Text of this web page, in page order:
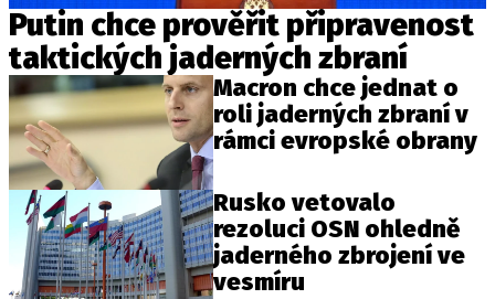
Putin chce prověřit připravenost
taktických jaderných zbraní
Macron chce jednat o
roli jaderných zbraní v
rámci evropské obrany
Rusko vetovalo
rezoluci OSN ohledně
jaderného zbrojení ve
vesmíru